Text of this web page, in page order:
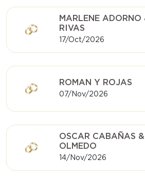
MARLENE ADORNO
RIVAS
17/Oct/2026
ROMAN Y ROJAS
07/Nov/2026
OSCAR CABAÑAS
OLMEDO
14/Nov/2026